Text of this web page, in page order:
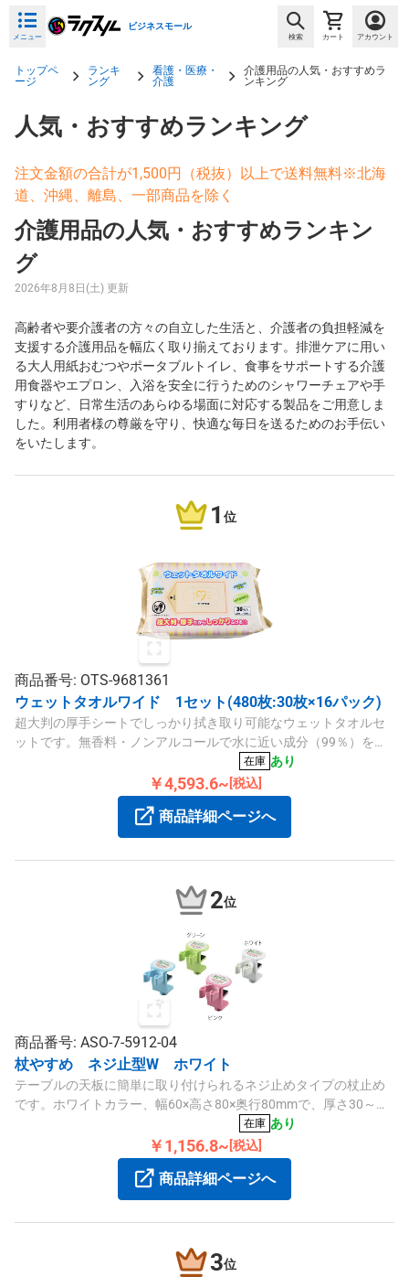
メニュー
ビジネスモール
検索 カート アカウント
トップペ
ージ
ランキ
ング
看護・医療・
介護
介護用品の人気・おすすめラ
ンキング
人気・おすすめランキング
注文金額の合計が1,500円（税抜）以上で送料無料※北海
道、沖縄、離島、一部商品を除く
介護用品の人気・おすすめランキン
グ
2026年8月8日(土) 更新
高齢者や要介護者の方々の自立した生活と、介護者の負担軽減を
支援する介護用品を幅広く取り揃えております。排泄ケアに用い
る大人用紙おむつやポータブルトイレ、食事をサポートする介護
用食器やエプロン、入浴を安全に行うためのシャワーチェアや手
すりなど、日常生活のあらゆる場面に対応する製品をご用意しま
した。利用者様の尊厳を守り、快適な毎日を送るためのお手伝い
をいたします。
1 位
商品番号: OTS-9681361
ウェットタオルワイド 1セット(480枚:30枚×16パック)
超大判の厚手シートでしっかり拭き取り可能なウェットタオルセ
ットです。無香料・ノンアルコールで水に近い成分（99％）を使
用し、保湿効果のヘチマエキス配合。温め可能で緊急時や災害備
在庫 あり
￥4,593.6~ [税込]
商品詳細ページへ
2位
商品番号: ASO-7-5912-04
杖やすめ ネジ止型W ホワイト
テーブルの天板に簡単に取り付けられるネジ止めタイプの杖止め
です。ホワイトカラー、幅60×高さ80×奥行80mmで、厚さ30～
50mmの天板に対応し、16～25mmの杖に適合します。
在庫 あり
￥1,156.8~ [税込]
商品詳細ページへ
3位